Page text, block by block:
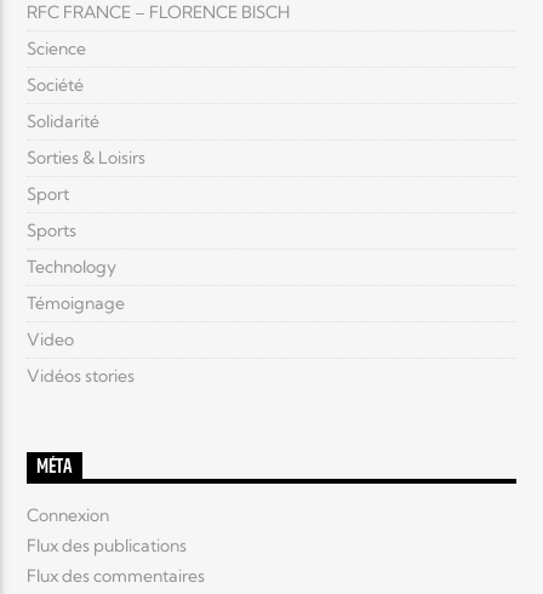
RFC FRANCE – FLORENCE BISCH
Science
Société
Solidarité
Sorties & Loisirs
Sport
Sports
Technology
Témoignage
Video
Vidéos stories
MÉTA
Connexion
Flux des publications
Flux des commentaires